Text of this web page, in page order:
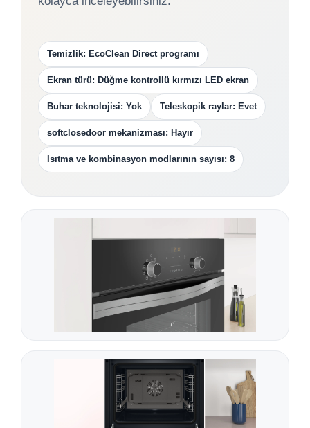
Temizlik: EcoClean Direct programı
Ekran türü: Düğme kontrollü kırmızı LED ekran
Buhar teknolojisi: Yok Teleskopik raylar: Evet
softclosedoor mekanizması: Hayır
Isıtma ve kombinasyon modlarının sayısı: 8